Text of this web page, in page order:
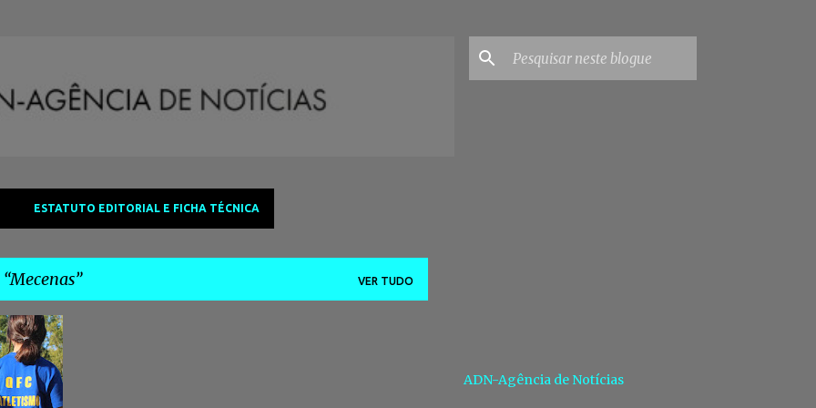
ESTATUTO EDITORIAL E FICHA TÉCNICA
Mecenas VER TUDO
+ ADN-Agência de Notícias